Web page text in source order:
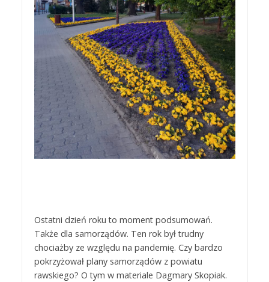
Ostatni dzień roku to moment podsumowań.
Także dla samorządów. Ten rok był trudny
chociażby ze względu na pandemię. Czy bardzo
pokrzyżował plany samorządów z powiatu
rawskiego? O tym w materiale Dagmary Skopiak.